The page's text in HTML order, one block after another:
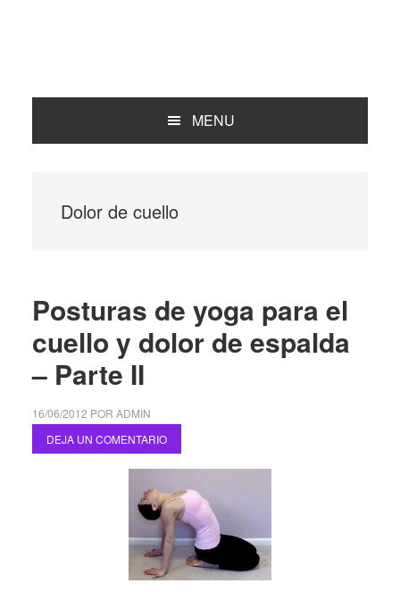
MENU
Dolor de cuello
Posturas de yoga para el
cuello y dolor de espalda
– Parte II
16/06/2012 POR ADMIN
DEJA UN COMENTARIO